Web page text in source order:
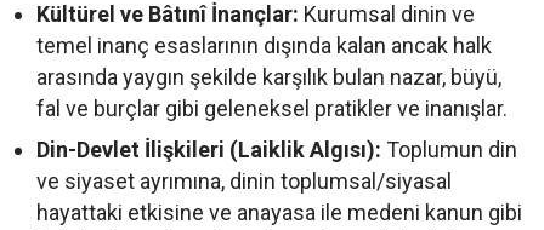
Kültürel ve Bâtınî İnançlar: Kurumsal dinin ve
temel inanç esaslarının dışında kalan ancak halk
arasında yaygın şekilde karşılık bulan nazar, büyü,
fal ve burçlar gibi geleneksel pratikler ve inanışlar.
Din-Devlet İlişkileri (Laiklik Algısı): Toplumun din
ve siyaset ayrımına, dinin toplumsal/siyasal
hayattaki etkisine ve anayasa ile medeni kanun gibi